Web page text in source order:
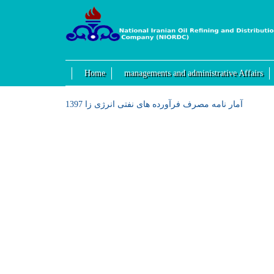
Home managements and administrative Affairs
آمار نامه مصرف فرآورده های نفتی انرژی زا 1397